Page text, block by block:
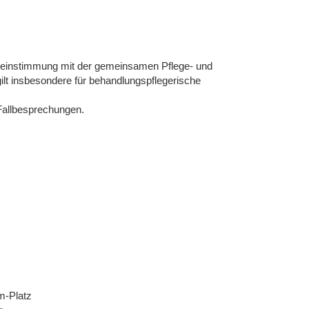
mit der gemeinsamen Pflege- und
insbesondere für behandlungspflegerische
Platz